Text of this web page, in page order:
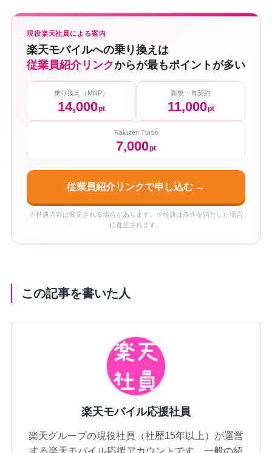
現役楽天社員による案内
楽天モバイルへの乗り換えは
従業員紹介リンクからが最もポイントが多い
乗り換え（MNP）
14,000pt
新規・再契約
11,000pt
Rakuten Turbo
7,000pt
従業員紹介リンクで申し込む →
※特典内容は変更される場合があります。※特典は条件を満たした場合
に進呈されます。
この記事を書いた人
楽天モバイル応援社員
楽天グループの現役社員（社歴15年以上）が運営
する楽天モバイル応援アカウントです。一般の紹